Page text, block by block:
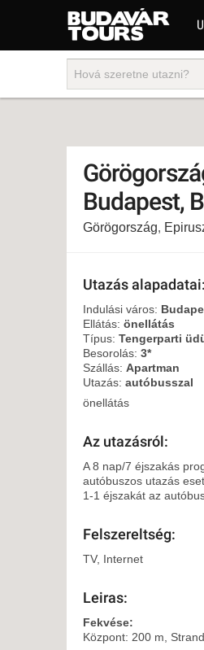
Budapest,
Görögország,
Utazás alapadatai:
Indulási város:
Ellátás: önellátás
Típus: Tengerparti
Besorolás: 3*
Szállás: Apartman
Utazás: autóbusszal
önellátás
Az utazásról:
A 8 nap/7 éjszakás
autóbuszos utazás
1-1 éjszakát az
Felszereltség:
TV, Internet
Leiras:
Fekvése:
Központ: 200 m,